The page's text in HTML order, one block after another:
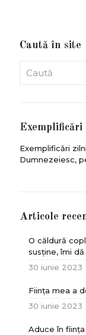
Caută în site
Exemplificări
Exemplificări
Dumnezeiesc,
Articole
O căldură
susține, îmi
30 iunie 2023
Ființa mea a
30 iunie 2023
Aduce în